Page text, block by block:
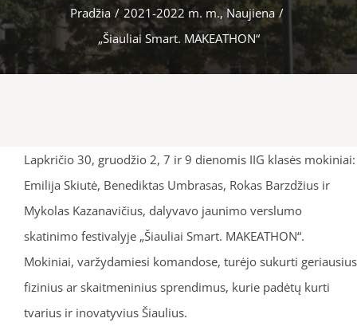
Pradžia / 2021-2022 m. m.,Naujiena /
„Šiauliai Smart. MAKEATHON“
Lapkričio 30, gruodžio 2, 7 ir 9 dienomis IIG klasės mokiniai:
Emilija Skiutė, Benediktas Umbrasas, Rokas Barzdžius ir
Mykolas Kazanavičius, dalyvavo jaunimo verslumo
skatinimo festivalyje „Šiauliai Smart. MAKEATHON“.
Mokiniai, varžydamiesi komandose, turėjo sukurti geriausius
fizinius ar skaitmeninius sprendimus, kurie padėtų kurti
tvarius ir inovatyvius Šiaulius.